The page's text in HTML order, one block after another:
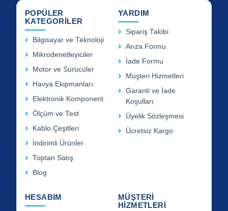
POPÜLER
KATEGORİLER
Bilgisayar ve Teknoloji
Mikrodenetleyiciler
Motor ve Sürücüler
Havya Ekipmanları
Elektronik Komponent
Ölçüm ve Test
Kablo Çeşitleri
İndirimli Ürünler
Toptan Satış
Blog
YARDIM
Sipariş Takibi
Arıza Formu
İade Formu
Müşteri Hizmetleri
Garanti ve İade
Koşulları
Üyelik Sözleşmesi
Ücretsiz Kargo
HESABIM
MÜŞTERİ
HİZMETLERİ